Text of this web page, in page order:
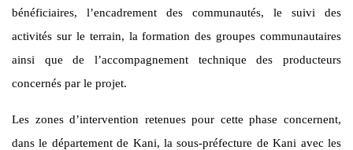
bénéficiaires, l’encadrement des communautés, le suivi des
activités sur le terrain, la formation des groupes communautaires
ainsi que de l’accompagnement technique des producteurs
concernés par le projet.
Les zones d’intervention retenues pour cette phase concernent,
dans le département de Kani, la sous-préfecture de Kani avec les